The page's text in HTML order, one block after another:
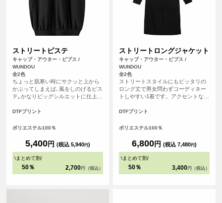
ストリートピステ
キャップ・アウター・ビブス /
WUNDOU
全2色
ちょっと肌寒い時にサクッと上から
かぶってしまえば､風をしのげるピス
テ｡かなりビッグシルエットに仕上げ
も着れる｡かわいいシルエットになる
インナーのTシャツをちょい見せ｡お
ト､ボトムのリブはゆるめのしめ具合
が絶妙｡全体のシルエットにこだわっ
たアイテムです｡
DTFプリント
ポリエステル100％
5,400円 (税込 5,940円)
\まとめて割/
50％ 2,700 円（税込）
ストリートロングジャケット
キャップ・アウター・ビブス /
WUNDOU
全2色
ストリートスタイルにもピッタリの
ロング丈で男女問わずコーディネー
トしやすい1着です。アクセントなド
性にも優れています。
DTFプリント
ポリエステル100％
6,800円 (税込 7,480円)
\まとめて割/
50％ 3,400 円（税込）